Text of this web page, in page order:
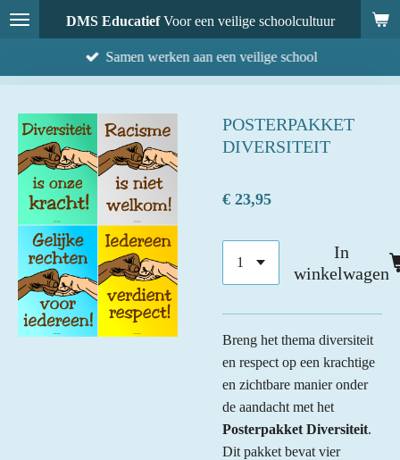
Ga
direct
DMS EducatiefVoor een veilige schoolcultuur
Samen werken aan een veilige school
POSTERPAKKET
DIVERSITEIT
€ 23,95
In
winkelwagen
Breng het thema diversiteit
en respect op een krachtige
en zichtbare manier onder
de aandacht met het
Posterpakket Diversiteit.
Dit pakket bevat vier